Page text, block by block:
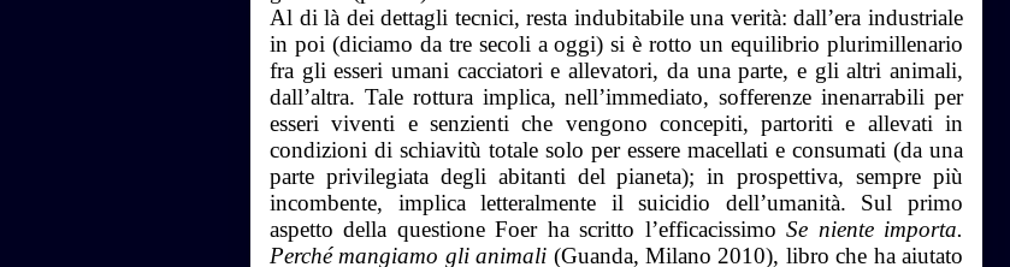
Al di là dei dettagli tecnici, resta indubitabile una verità: dall’era industriale
in poi (diciamo da tre secoli a oggi) si è rotto un equilibrio plurimillenario
fra gli esseri umani cacciatori e allevatori, da una parte, e gli altri animali,
dall’altra. Tale rottura implica, nell’immediato, sofferenze inenarrabili per
esseri viventi e senzienti che vengono concepiti, partoriti e allevati in
condizioni di schiavitù totale solo per essere macellati e consumati (da una
parte privilegiata degli abitanti del pianeta); in prospettiva, sempre più
incombente, implica letteralmente il suicidio dell’umanità. Sul primo
aspetto della questione Foer ha scritto l’efficacissimoSe niente importa.
Perché mangiamo gli animali (Guanda, Milano 2010), libro che ha aiutato